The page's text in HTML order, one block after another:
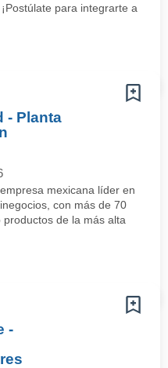
para integrarte a
- Planta
mexicana líder en
con más de 70
de la más alta
-